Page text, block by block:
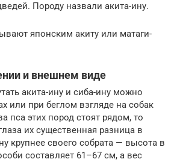
Породу назвали акита-ину.
японским акиту или матаги-
и внешнем виде
акита-ину и сиба-ину можно
или при беглом взгляде на собак
пса этих пород стоят рядом, то
их существенная разница в
крупнее своего собрата — высота в
составляет 61–67 см, а вес